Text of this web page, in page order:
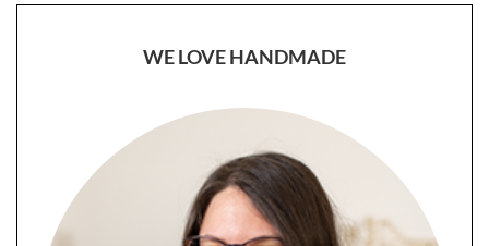
WE LOVE HANDMADE